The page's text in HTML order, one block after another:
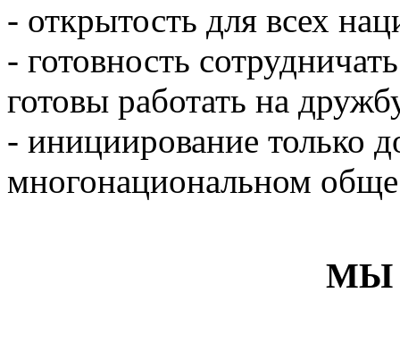
- открытость для всех
- готовность
готовы работать на
- инициирование только
многонациональном
МЫ